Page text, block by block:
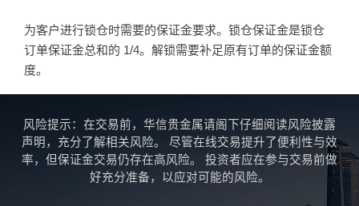
为客户进行锁仓时需要的保证金要求。锁仓保证金是锁仓
订单保证金总和的 1/4。解锁需要补足原有订单的保证金额
度。
风险提示：在交易前，华信贵金属请阁下仔细阅读风险披露
声明，充分了解相关风险。 尽管在线交易提升了便利性与效
率，但保证金交易仍存在高风险。 投资者应在参与交易前做
好充分准备，以应对可能的风险。